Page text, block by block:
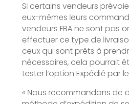
Si certains vendeurs
eux-mêmes leurs
vendeurs FBA ne sont pas
effectuer ce type de
ceux qui sont prêts à
nécessaires, cela pourrait
tester l’option Expédié par
« Nous recommandons de